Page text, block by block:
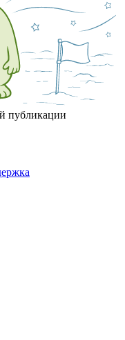
публикации